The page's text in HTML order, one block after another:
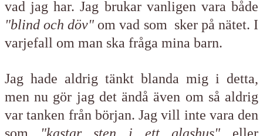
vad jag har. Jag brukar vanligen vara både
"blind och döv" om vad som sker på nätet. I
varjefall om man ska fråga mina barn.
Jag hade aldrig tänkt blanda mig i detta,
men nu gör jag det ändå även om så aldrig
var tanken från början. Jag vill inte vara den